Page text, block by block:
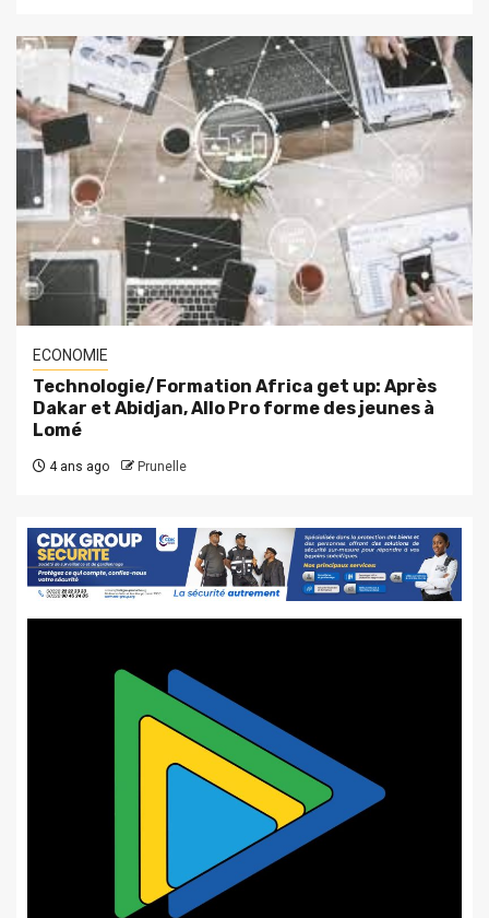
ECONOMIE
Technologie/Formation Africa get up: Après
Dakar et Abidjan, Allo Pro forme des jeunes à
Lomé
4 ans ago Prunelle